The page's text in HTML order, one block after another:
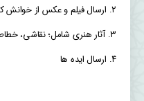
۲. ارسال فیلم و عکس از خوانش کتاب
۳. آثار هنری شامل؛ نقاشی، خطاطی،…
۴. ارسال ایده ها